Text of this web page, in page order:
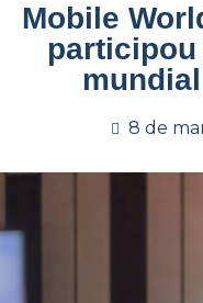
Mobile
participou
8 de